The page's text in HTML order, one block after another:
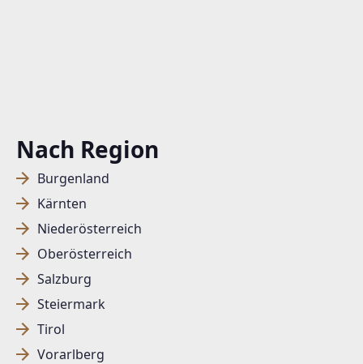
Nach Region
Burgenland
Kärnten
Niederösterreich
Oberösterreich
Salzburg
Steiermark
Tirol
Vorarlberg